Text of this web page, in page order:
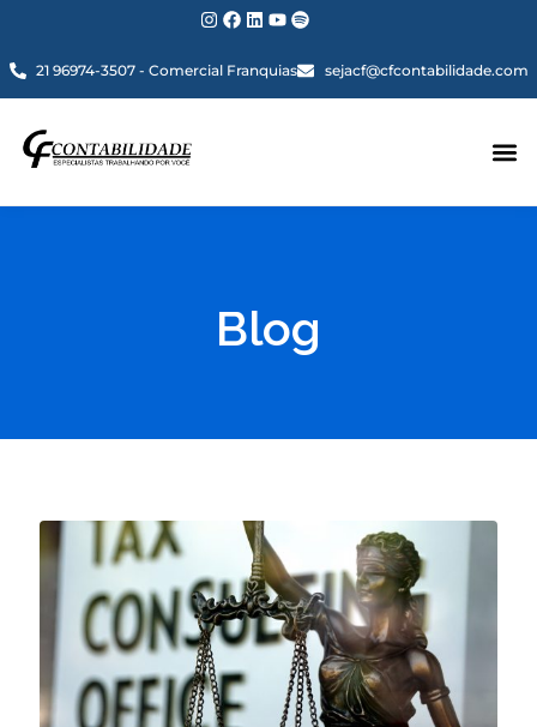
21 96974-3507 - Comercial Franquias sejacf@cfcontabilidade.com
Blog